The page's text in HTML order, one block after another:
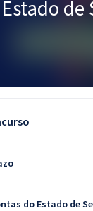
de
do Estado de